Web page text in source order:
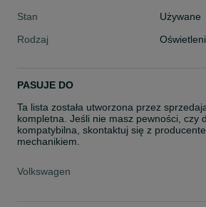
Stan
Używane
Rodzaj
PASUJE DO
Ta lista została utworzona przez
kompletna. Jeśli nie masz pewności, czy
kompatybilna, skontaktuj się z
mechanikiem.
Volkswagen